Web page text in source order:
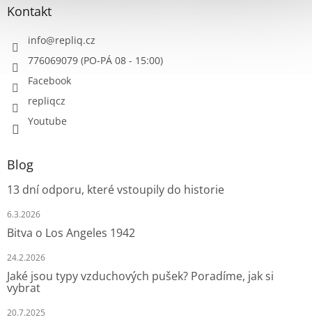
Kontakt
info@repliq.cz
776069079 (PO-PÁ 08 - 15:00)
Facebook
repliqcz
Youtube
Blog
13 dní odporu, které vstoupily do historie
6.3.2026
Bitva o Los Angeles 1942
24.2.2026
Jaké jsou typy vzduchových pušek? Poradíme, jak si
vybrat
20.7.2025